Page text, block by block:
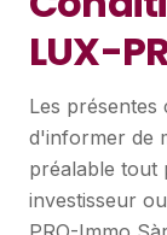
LUX-
Les
d'informer de
préalable tout
investisseur